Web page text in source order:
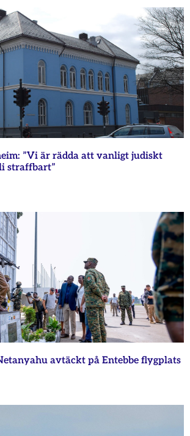
”Vi är rädda att vanligt judiskt
straffbart”
avtäckt på Entebbe flygplats